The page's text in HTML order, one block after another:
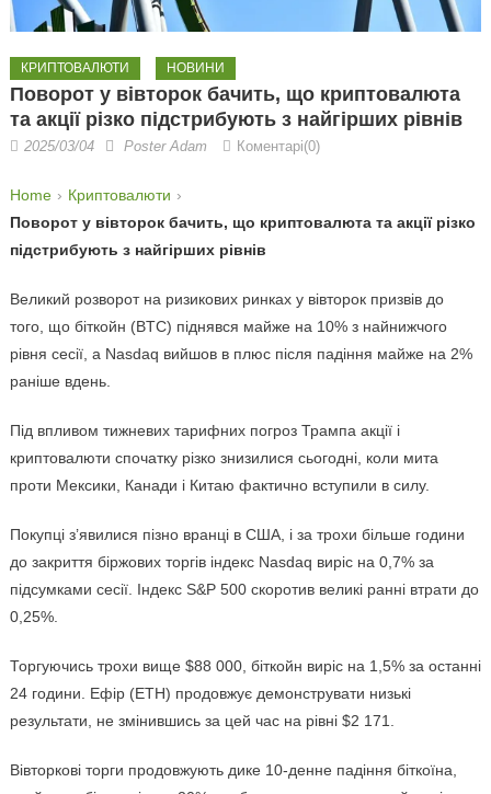
КРИПТОВАЛЮТИ НОВИНИ
Поворот у вівторок бачить, що криптовалюта
та акції різко підстрибують з найгірших рівнів
2025/03/04 Poster Adam Коментарі(0)
Home
Криптовалюти
Поворот у вівторок бачить, що криптовалюта та акції різко
підстрибують з найгірших рівнів
Великий розворот на ризикових ринках у вівторок призвів до
того, що біткойн (BTC) піднявся майже на 10% з найнижчого
рівня сесії, а Nasdaq вийшов в плюс після падіння майже на 2%
раніше вдень.
Під впливом тижневих тарифних погроз Трампа акції і
криптовалюти спочатку різко знизилися сьогодні, коли мита
проти Мексики, Канади і Китаю фактично вступили в силу.
Покупці з’явилися пізно вранці в США, і за трохи більше години
до закриття біржових торгів індекс Nasdaq виріс на 0,7% за
підсумками сесії. Індекс S&P 500 скоротив великі ранні втрати до
0,25%.
Торгуючись трохи вище $88 000, біткойн виріс на 1,5% за останні
24 години. Ефір (ETH) продовжує демонструвати низькі
результати, не змінившись за цей час на рівні $2 171.
Вівторкові торги продовжують дике 10-денне падіння біткоїна,